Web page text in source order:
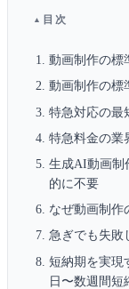
目次
動画制作の標
動画制作の標
特急対応の最
特急料金の業
生成AI動画制
的に不要
なぜ動画制作
急ぎでも失敗
短納期を実現
日〜数週間短